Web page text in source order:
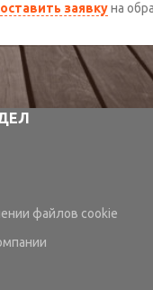
оставить заявкуна
файлов cookie